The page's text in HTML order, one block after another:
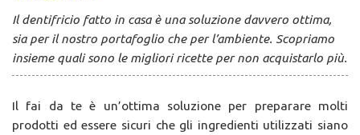
Il dentifricio fatto in casa è una soluzione davvero ottima,
sia per il nostro portafoglio che per l’ambiente. Scopriamo
insieme quali sono le migliori ricette per non acquistarlo più.
Il fai da te è un’ottima soluzione per preparare molti
prodotti ed essere sicuri che gli ingredienti utilizzati siano